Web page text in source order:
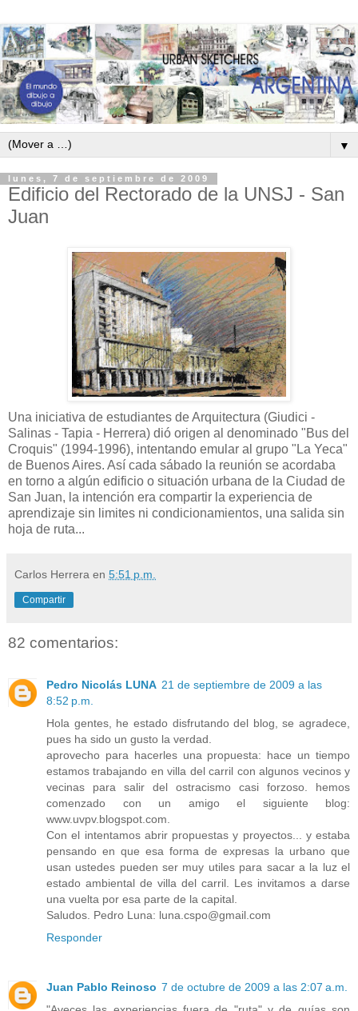
▼
lunes, 7 de septiembre de 2009
Edificio del Rectorado de la UNSJ - San
Juan
Una iniciativa de estudiantes de Arquitectura (Giudici -
Salinas - Tapia - Herrera) dió origen al denominado "Bus del
Croquis" (1994-1996), intentando emular al grupo "La Yeca"
de Buenos Aires. Así cada sábado la reunión se acordaba
en torno a algún edificio o situación urbana de la Ciudad de
San Juan, la intención era compartir la experiencia de
aprendizaje sin limites ni condicionamientos, una salida sin
hoja de ruta...
Carlos Herrera en 5:51 p.m.
Compartir
82 comentarios:
Pedro Nicolás LUNA 21 de septiembre de 2009 a las
8:52 p.m.
Hola gentes, he estado disfrutando del blog, se agradece,
pues ha sido un gusto la verdad.
aprovecho para hacerles una propuesta: hace un tiempo
estamos trabajando en villa del carril con algunos vecinos y
vecinas para salir del ostracismo casi forzoso. hemos
comenzado con un amigo el siguiente blog:
www.uvpv.blogspot.com.
Con el intentamos abrir propuestas y proyectos... y estaba
pensando en que esa forma de expresas la urbano que
usan ustedes pueden ser muy utiles para sacar a la luz el
estado ambiental de villa del carril. Les invitamos a darse
una vuelta por esa parte de la capital.
Saludos. Pedro Luna: luna.cspo@gmail.com
Responder
Juan Pablo Reinoso 7 de octubre de 2009 a las 2:07 a.m.